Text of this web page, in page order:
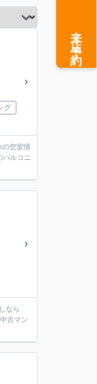
グ
の空室情
バルコニ
なら
古マン
来店予約